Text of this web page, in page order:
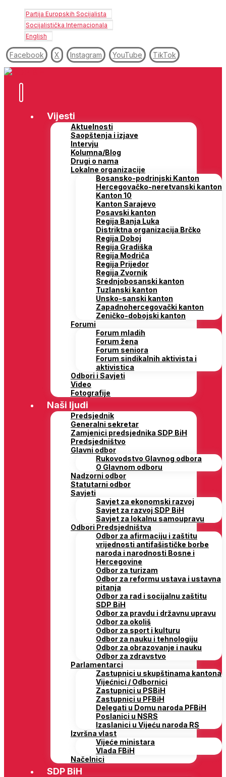
Partija Europskih Socijalista
Socijalistička Internacionala
English
Facebook X Instagram YouTube TikTok
Vijesti
Aktuelnosti
Saopštenja i izjave
Intervju
Kolumna/Blog
Drugi o nama
Lokalne organizacije
Bosansko-podrinjski Kanton
Hercegovačko-neretvanski kanton
Kanton 10
Kanton Sarajevo
Posavski kanton
Regija Banja Luka
Distriktna organizacija Brčko
Regija Doboj
Regija Gradiška
Regija Modriča
Regija Prijedor
Regija Zvornik
Srednjobosanski kanton
Tuzlanski kanton
Unsko-sanski kanton
Zapadnohercegovački kanton
Zeničko-dobojski kanton
Forumi
Forum mladih
Forum žena
Forum seniora
Forum sindikalnih aktivista i
aktivistica
Odbori i Savjeti
Video
Fotografije
Naši ljudi
Predsjednik
Generalni sekretar
Zamjenici predsjednika SDP BiH
Predsjedništvo
Glavni odbor
Rukovodstvo Glavnog odbora
O Glavnom odboru
Nadzorni odbor
Statutarni odbor
Savjeti
Savjet za ekonomski razvoj
Savjet za razvoj SDP BiH
Savjet za lokalnu samoupravu
Odbori Predsjedništva
Odbor za afirmaciju i zaštitu
vrijednosti antifašističke borbe
naroda i narodnosti Bosne i
Hercegovine
Odbor za turizam
Odbor za reformu ustava i ustavna
pitanja
Odbor za rad i socijalnu zaštitu
SDP BiH
Odbor za pravdu i državnu upravu
Odbor za okoliš
Odbor za sport i kulturu
Odbor za nauku i tehnologiju
Odbor za obrazovanje i nauku
Odbor za zdravstvo
Parlamentarci
Zastupnici u skupštinama kantona
Vijećnici / Odbornici
Zastupnici u PSBiH
Zastupnici u PFBiH
Delegati u Domu naroda PFBiH
Poslanici u NSRS
Izaslanici u Vijeću naroda RS
Izvršna vlast
Vijeće ministara
Vlada FBiH
Načelnici
SDP BiH